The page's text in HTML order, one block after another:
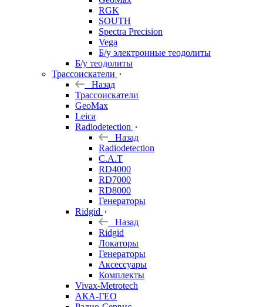
RGK
SOUTH
Spectra Precision
Vega
Б/у электронные теодолиты
Б/у теодолиты
Трассоискатели
Назад
Трассоискатели
GeoMax
Leica
Radiodetection
Назад
Radiodetection
C.A.T
RD4000
RD7000
RD8000
Генераторы
Ridgid
Назад
Ridgid
Локаторы
Генераторы
Аксессуары
Комплекты
Vivax-Metrotech
АКА-ГЕО